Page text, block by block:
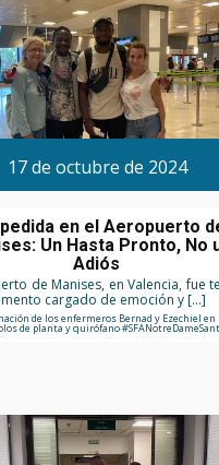
17 de octubre de 2024
en el Aeropuerto
Un Hasta Pronto, No
Adiós
de Manises, en Valencia, fue
cargado de emoción y […]
de los enfermeros Bernad y Ezechiel en
de planta y quirófano